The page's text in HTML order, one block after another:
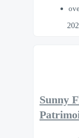
Sunny